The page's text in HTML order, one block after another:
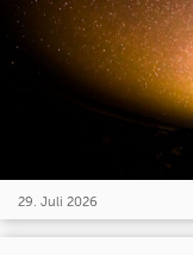
29. Juli 2026